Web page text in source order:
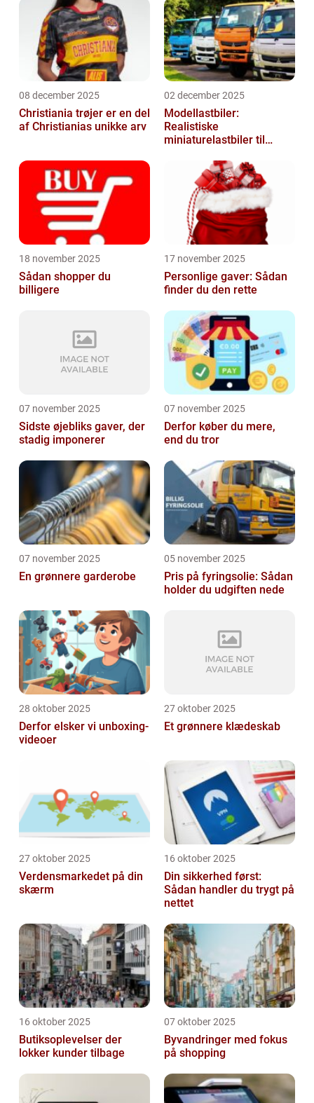
08 december 2025
Christiania trøjer er en del
af Christianias unikke arv
02 december 2025
Modellastbiler:
Realistiske
miniaturelastbiler til
18 november 2025
Sådan shopper du
billigere
17 november 2025
Personlige gaver: Sådan
finder du den rette
07 november 2025
Sidste øjebliks gaver, der
stadig imponerer
07 november 2025
Derfor køber du mere,
end du tror
07 november 2025
En grønnere garderobe
05 november 2025
Pris på fyringsolie: Sådan
holder du udgiften nede
28 oktober 2025
Derfor elsker vi unboxing-
videoer
27 oktober 2025
Et grønnere klædeskab
27 oktober 2025
Verdensmarkedet på din
skærm
16 oktober 2025
Din sikkerhed først:
Sådan handler du trygt på
nettet
16 oktober 2025
Butiksoplevelser der
lokker kunder tilbage
07 oktober 2025
Byvandringer med fokus
på shopping